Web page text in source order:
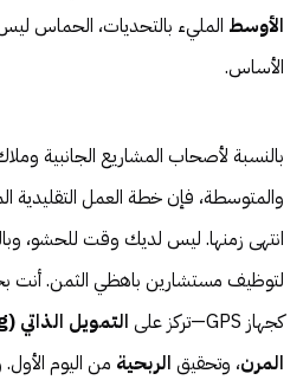
الأوسط المليء بالتحديات، الحماس
الأساس.
بالنسبة لأصحاب المشاريع الجانبية
انتهى زمنها. ليس لديك وقت للحشو،
لتوظيف مستشارين باهظي الثمن. أنت
كجهاز GPS—تركز على
التمويل الذاتي (Bootstrapping)
المرن، وتحقيق الربحية من اليوم